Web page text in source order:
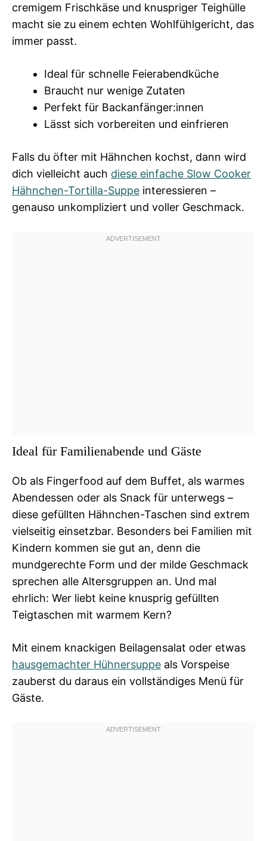
cremigem Frischkäse und knuspriger Teighülle
macht sie zu einem echten Wohlfühlgericht, das
immer passt.
Ideal für schnelle Feierabendküche
Braucht nur wenige Zutaten
Perfekt für Backanfänger:innen
Lässt sich vorbereiten und einfrieren
Falls du öfter mit Hähnchen kochst, dann wird
dich vielleicht auch diese einfache Slow Cooker
Hähnchen-Tortilla-Suppe interessieren –
genauso unkompliziert und voller Geschmack.
Ideal für Familienabende und Gäste
Ob als Fingerfood auf dem Buffet, als warmes
Abendessen oder als Snack für unterwegs –
diese gefüllten Hähnchen-Taschen sind extrem
vielseitig einsetzbar. Besonders bei Familien mit
Kindern kommen sie gut an, denn die
mundgerechte Form und der milde Geschmack
sprechen alle Altersgruppen an. Und mal
ehrlich: Wer liebt keine knusprig gefüllten
Teigtaschen mit warmem Kern?
Mit einem knackigen Beilagensalat oder etwas
hausgemachter Hühnersuppe als Vorspeise
zauberst du daraus ein vollständiges Menü für
Gäste.